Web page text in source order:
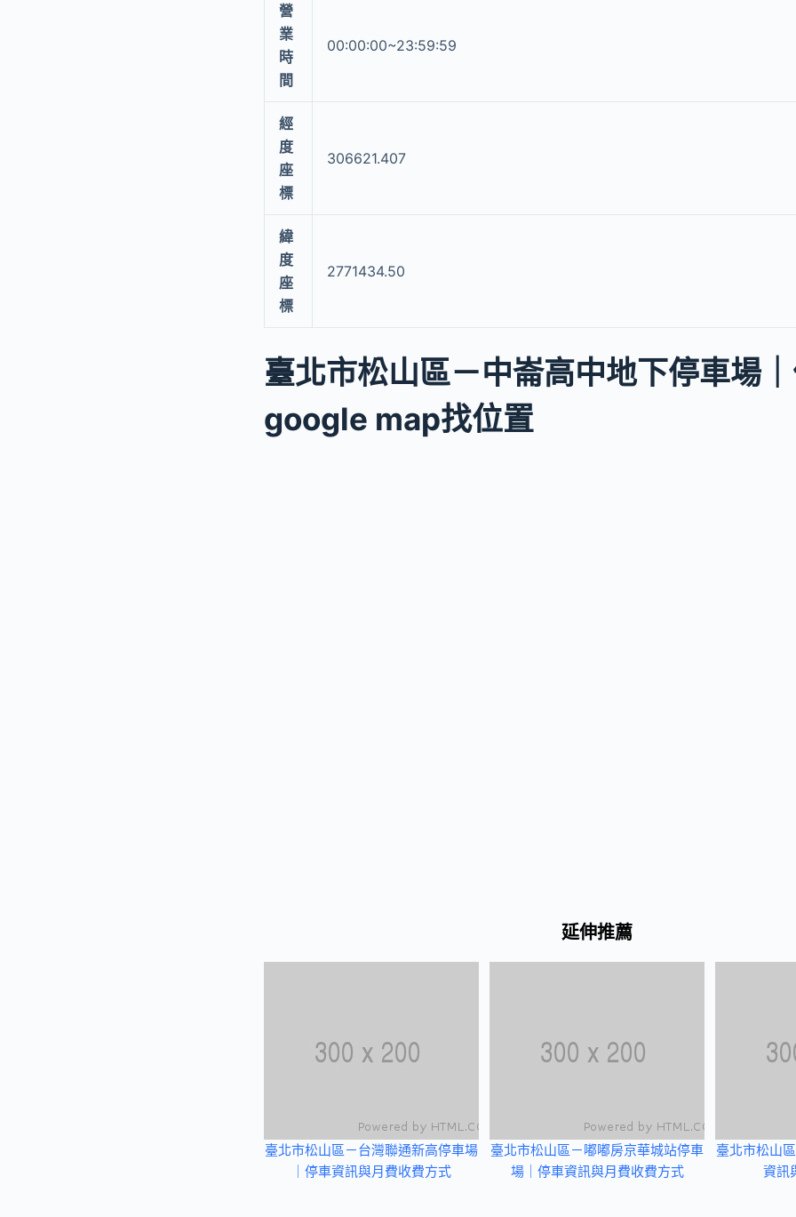
營
業
時
間
00:00:00~23:59:59
經
度
座
標
306621.407
緯
度
座
標
2771434.50
臺北市松山區－中崙高中地下停車場
google map找位置
延伸推薦
臺北市松山區－台灣聯通新高停車場
｜停車資訊與月費收費方式
臺北市松山區－嘟嘟房京華城站停車
場｜停車資訊與月費收費方式
臺北市松山
資訊